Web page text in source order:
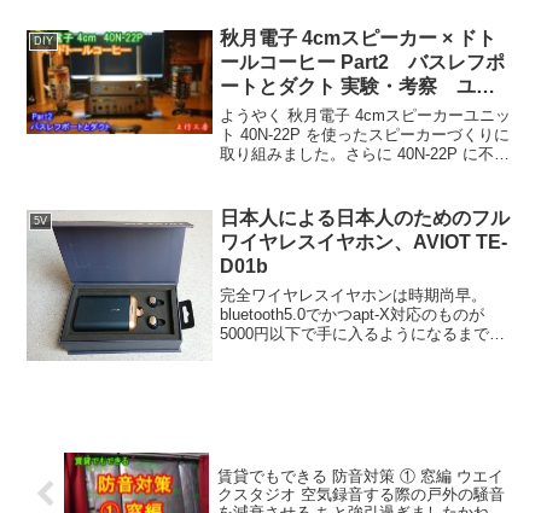
な定在波を抑えましたが、さらにラック
の...
DIY
秋月電子 4cmスピーカー × ドト
ールコーヒー Part2 バスレフポ
ートとダクト 実験・考察 ユニ
ット不具合発覚も - 上行工房
ようやく 秋月電子 4cmスピーカーユニッ
ト 40N-22P を使ったスピーカーづくりに
取り組みました。さらに 40N-22P に不具
TASCAMのPCM...
5V
日本人による日本人のためのフル
ワイヤレスイヤホン、AVIOT TE-
D01b
完全ワイヤレスイヤホンは時期尚早。
bluetooth5.0でかつapt-X対応のものが
5000円以下で手に入るようになるまでは
賃貸でもできる 防音対策 ① 窓編 ウエイ
クスタジオ 空気録音する際の戸外の騒音